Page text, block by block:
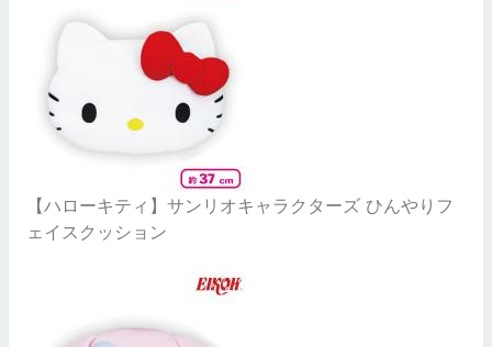
【ハローキティ】サンリオキャラクターズ ひんやりフ
ェイスクッション